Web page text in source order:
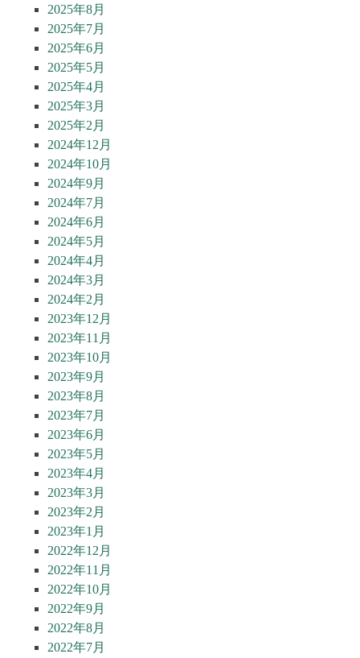
2025年8月
2025年7月
2025年6月
2025年5月
2025年4月
2025年3月
2025年2月
2024年12月
2024年10月
2024年9月
2024年7月
2024年6月
2024年5月
2024年4月
2024年3月
2024年2月
2023年12月
2023年11月
2023年10月
2023年9月
2023年8月
2023年7月
2023年6月
2023年5月
2023年4月
2023年3月
2023年2月
2023年1月
2022年12月
2022年11月
2022年10月
2022年9月
2022年8月
2022年7月